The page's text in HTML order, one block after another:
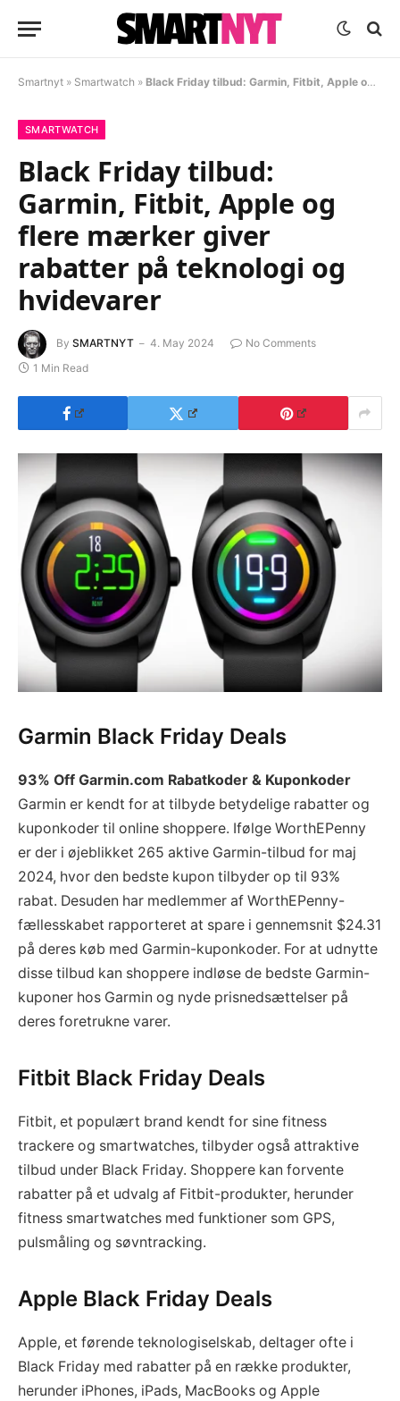
Smartnyt » Smartwatch » Black Friday tilbud: Garmin, Fitbit, Apple og flere mærker giver rabatter på teknologi og hvidevarer
SMARTWATCH
Black Friday tilbud:
Garmin, Fitbit, Apple og
flere mærker giver
rabatter på teknologi og
hvidevarer
By SMARTNYT 4. May 2024
No Comments
1 Min Read
Garmin Black Friday Deals
93% Off Garmin.com Rabatkoder & Kuponkoder
Garmin er kendt for at tilbyde betydelige rabatter og
kuponkoder til online shoppere. Ifølge WorthEPenny
er der i øjeblikket 265 aktive Garmin-tilbud for maj
2024, hvor den bedste kupon tilbyder op til 93%
rabat. Desuden har medlemmer af WorthEPenny-
fællesskabet rapporteret at spare i gennemsnit $24.31
på deres køb med Garmin-kuponkoder. For at udnytte
disse tilbud kan shoppere indløse de bedste Garmin-
kuponer hos Garmin og nyde prisnedsættelser på
deres foretrukne varer.
Fitbit Black Friday Deals
Fitbit, et populært brand kendt for sine fitness
trackere og smartwatches, tilbyder også attraktive
tilbud under Black Friday. Shoppere kan forvente
rabatter på et udvalg af Fitbit-produkter, herunder
fitness smartwatches med funktioner som GPS,
pulsmåling og søvntracking.
Apple Black Friday Deals
Apple, et førende teknologiselskab, deltager ofte i
Black Friday med rabatter på en række produkter,
herunder iPhones, iPads, MacBooks og Apple